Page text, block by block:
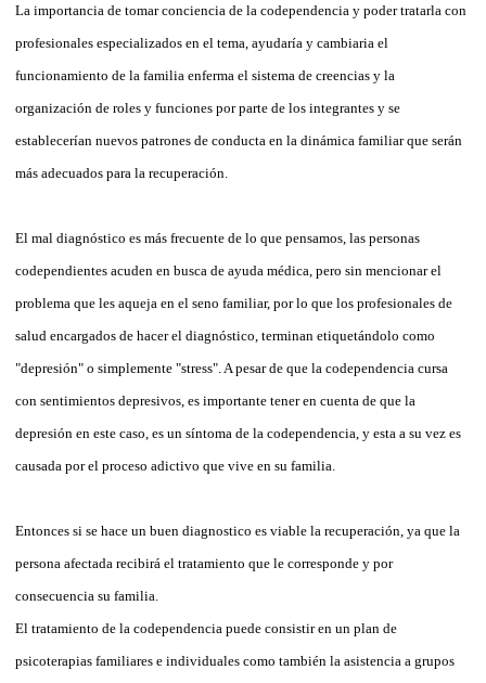
La importancia de tomar conciencia de la codependencia y poder tratarla con
profesionales especializados en el tema, ayudaría y cambiaria el
funcionamiento de la familia enferma el sistema de creencias y la
organización de roles y funciones por parte de los integrantes y se
establecerían nuevos patrones de conducta en la dinámica familiar que serán
más adecuados para la recuperación.
El mal diagnóstico es más frecuente de lo que pensamos, las personas
codependientes acuden en busca de ayuda médica, pero sin mencionar el
problema que les aqueja en el seno familiar, por lo que los profesionales de
salud encargados de hacer el diagnóstico, terminan etiquetándolo como
"depresión" o simplemente "stress". A pesar de que la codependencia cursa
con sentimientos depresivos, es importante tener en cuenta de que la
depresión en este caso, es un síntoma de la codependencia, y esta a su vez es
causada por el proceso adictivo que vive en su familia.
Entonces si se hace un buen diagnostico es viable la recuperación, ya que la
persona afectada recibirá el tratamiento que le corresponde y por
consecuencia su familia.
El tratamiento de la codependencia puede consistir en un plan de
psicoterapias familiares e individuales como también la asistencia a grupos